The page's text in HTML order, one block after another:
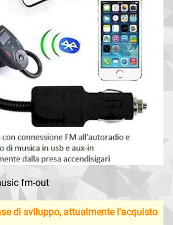
fm-out
di sviluppo, attualmente l'acquisto